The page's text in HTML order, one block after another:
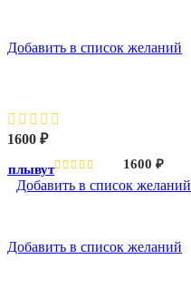
Добавить в список желаний
1600 ₽
плывут 1600 ₽
Добавить в список желаний
Добавить в список желаний